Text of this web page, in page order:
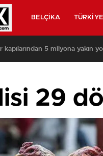
BELÇIKA TÜRKIYE
kapılarından 5 milyona yakın
29